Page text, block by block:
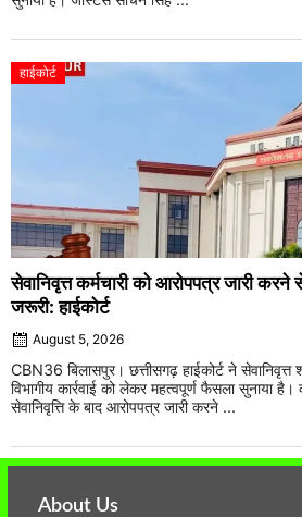
हाईकोर्ट
सेवानिवृत्त कर्मचारी को आरोपपत्र जारी
जरूरी: हाईकोर्ट
August 5, 2026
CBN36 बिलासपुर। छत्तीसगढ़ हाईकोर्ट ने सेवानिवृत्त
विभागीय कार्रवाई को लेकर महत्वपूर्ण फैसला सुनाया है।
सेवानिवृत्ति के बाद आरोपपत्र जारी करने ...
About Us